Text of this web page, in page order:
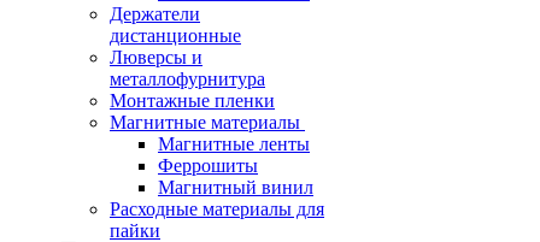
Держатели
дистанционные
Люверсы и
металлофурнитура
Монтажные пленки
Магнитные материалы
Магнитные ленты
Феррошиты
Магнитный винил
Расходные материалы для
пайки